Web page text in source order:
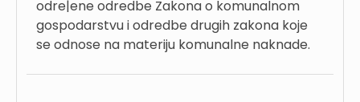
odre|ene odredbe Zakona o komunalnom
gospodarstvu i odredbe drugih zakona koje
se odnose na materiju komunalne naknade.